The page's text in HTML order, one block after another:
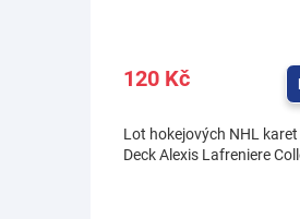
120 Kč
Lot hokejových NHL
Deck Alexis Lafreniere